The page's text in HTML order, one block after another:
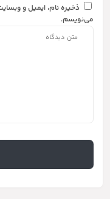
ذخیره نام، ایمیل و
می‌نویسم.